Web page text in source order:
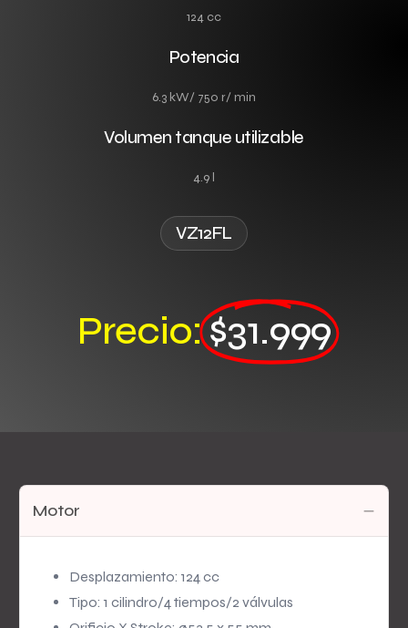
124 cc
Potencia
6.3 kW/ 750 r/ min
Volumen tanque utilizable
4.9 l
VZ12FL
Precio:$31.999
Motor
Desplazamiento: 124 cc
Tipo: 1 cilindro/4 tiempos/2 válvulas